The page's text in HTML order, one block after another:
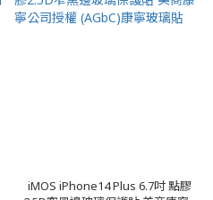
iMOS iPhone14 Plus 6.7吋 點膠